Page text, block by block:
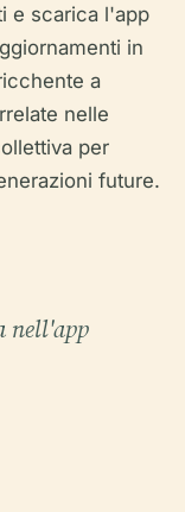
e scarica l'app
in
a
nelle
per
future.
nell'app